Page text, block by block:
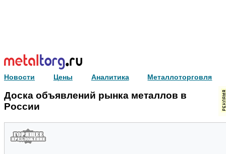
Новости Цены Аналитика Металлоторговля
Доска объявлений рынка металлов в
России